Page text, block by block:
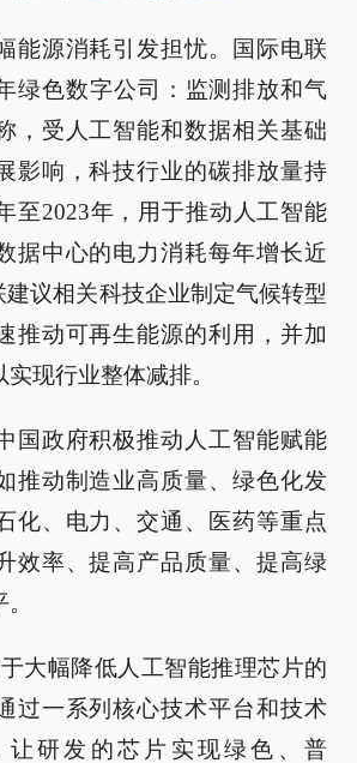
能源消耗引发担忧。国际电联
绿色数字公司：监测排放和气
，受人工智能和数据相关基础
影响，科技行业的碳排放量持
至2023年，用于推动人工智能
据中心的电力消耗每年增长近
建议相关科技企业制定气候转型
推动可再生能源的利用，并加
现行业整体减排。
国政府积极推动人工智能赋能
推动制造业高质量、绿色化发
化、电力、交通、医药等重点
效率、提高产品质量、提高绿
大幅降低人工智能推理芯片的
过一系列核心技术平台和技术
让研发的芯片实现绿色、普